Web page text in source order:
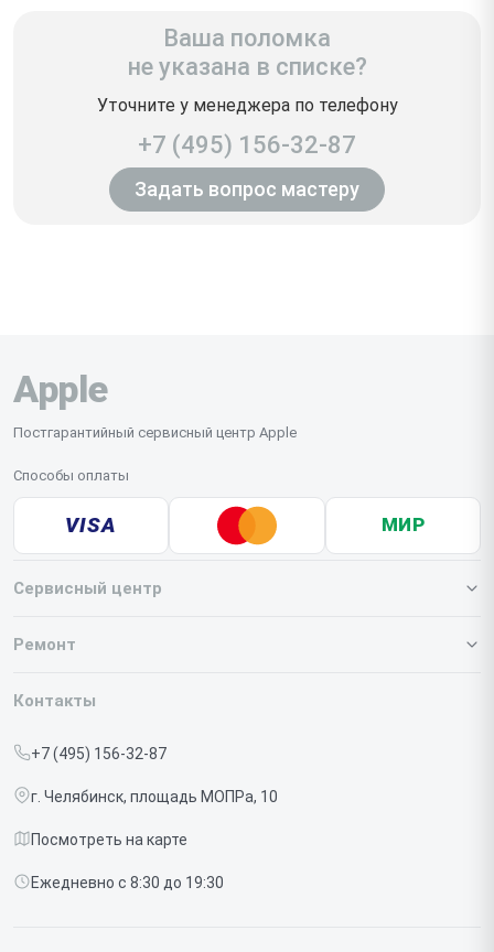
Ваша поломка
не указана в списке?
Уточните у менеджера по телефону
+7 (495) 156-32-87
Задать вопрос мастеру
Apple
Постгарантийный сервисный центр Apple
Способы оплаты
VISA МИР
Сервисный центр
О нашем сервисе
Срочный ремонт
Доставка и способы оплаты
Диагностика
Контакты
Ремонт
Iphone
Контакты
+7 (495) 156-32-87
г. Челябинск, площадь МОПРа, 10
Посмотреть на карте
Ежедневно с 8:30 до 19:30